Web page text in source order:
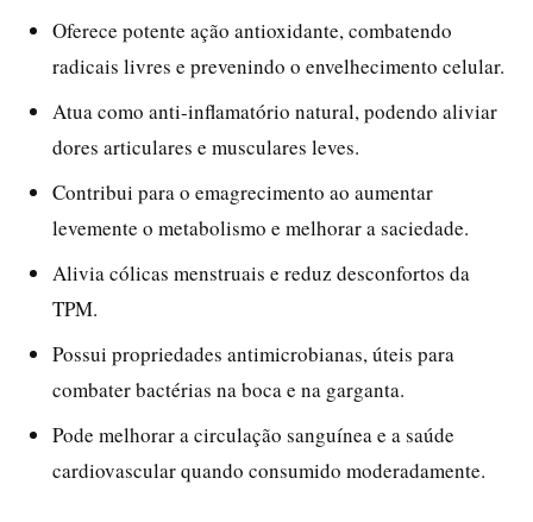
Oferece potente ação antioxidante, combatendo
radicais livres e prevenindo o envelhecimento celular.
Atua como anti-inflamatório natural, podendo aliviar
dores articulares e musculares leves.
Contribui para o emagrecimento ao aumentar
levemente o metabolismo e melhorar a saciedade.
Alivia cólicas menstruais e reduz desconfortos da
TPM.
Possui propriedades antimicrobianas, úteis para
combater bactérias na boca e na garganta.
Pode melhorar a circulação sanguínea e a saúde
cardiovascular quando consumido moderadamente.